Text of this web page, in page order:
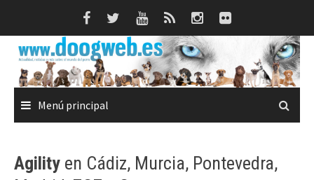
Menú principal
Agility en Cádiz, Murcia, Pontevedra,